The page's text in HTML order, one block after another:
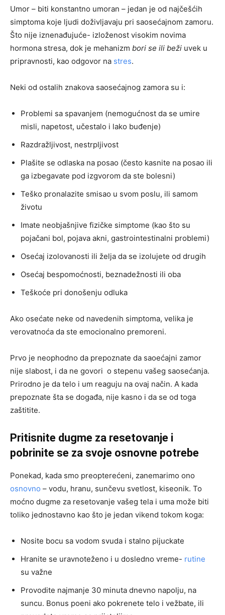
Umor – biti konstantno umoran – jedan je od najčešćih
simptoma koje ljudi doživljavaju pri saosećajnom zamoru.
Što nije iznenađujuće- izloženost visokim novima
hormona stresa, dok je mehanizm bori se ili beži uvek u
pripravnosti, kao odgovor na stres.
Neki od ostalih znakova saosećajnog zamora su i:
Problemi sa spavanjem (nemogućnost da se umire
misli, napetost, učestalo i lako buđenje)
Razdražljivost, nestrpljivost
Plašite se odlaska na posao (često kasnite na posao ili
ga izbegavate pod izgvorom da ste bolesni)
Teško pronalazite smisao u svom poslu, ili samom
životu
Imate neobjašnjive fizičke simptome (kao što su
pojačani bol, pojava akni, gastrointestinalni problemi)
Osećaj izolovanosti ili želja da se izolujete od drugih
Osećaj bespomoćnosti, beznadežnosti ili oba
Teškoće pri donošenju odluka
Ako osećate neke od navedenih simptoma, velika je
verovatnoća da ste emocionalno premoreni.
Prvo je neophodno da prepoznate da saoećajni zamor
nije slabost, i da ne govori o stepenu vašeg saosećanja.
Prirodno je da telo i um reaguju na ovaj način. A kada
prepoznate šta se događa, nije kasno i da se od toga
zaštitite.
Pritisnite dugme za resetovanje i
pobrinite se za svoje osnovne potrebe
Ponekad, kada smo preopterećeni, zanemarimo ono
osnovno – vodu, hranu, sunčevu svetlost, kiseonik. To
moćno dugme za resetovanje vašeg tela i uma može biti
toliko jednostavno kao što je jedan vikend tokom koga:
Nosite bocu sa vodom svuda i stalno pijuckate
Hranite se uravnoteženo i u dosledno vreme- rutine
su važne
Provodite najmanje 30 minuta dnevno napolju, na
suncu. Bonus poeni ako pokrenete telo i vežbate, ili